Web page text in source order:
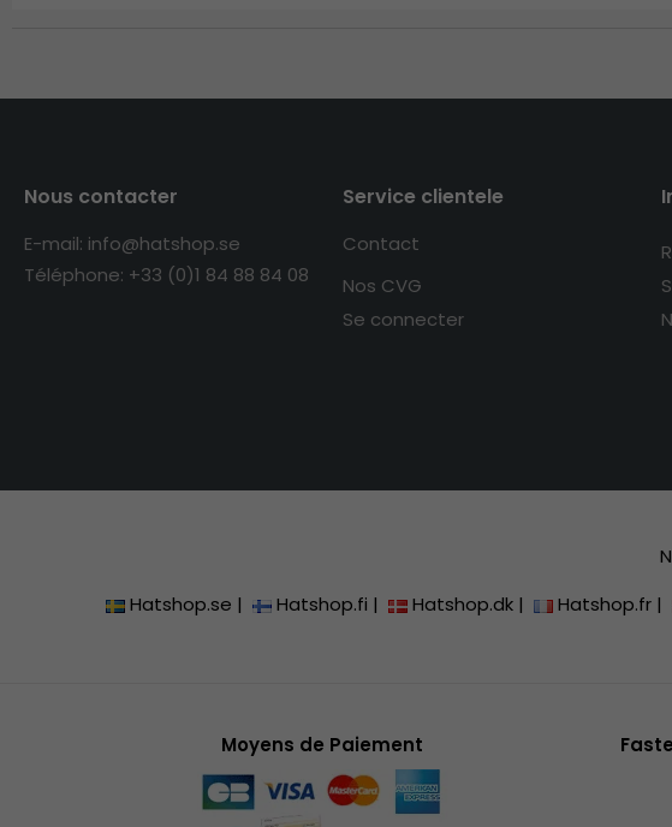
Nous contacter
E-mail: info@hatshop.se
Téléphone: +33 (0)1 84 88 84 08
Service clientele
Contact
Nos CVG
Se connecter
Hatshop.se | Hatshop.fi | Hatshop.dk | Hatshop.fr |
Moyens de Paiement